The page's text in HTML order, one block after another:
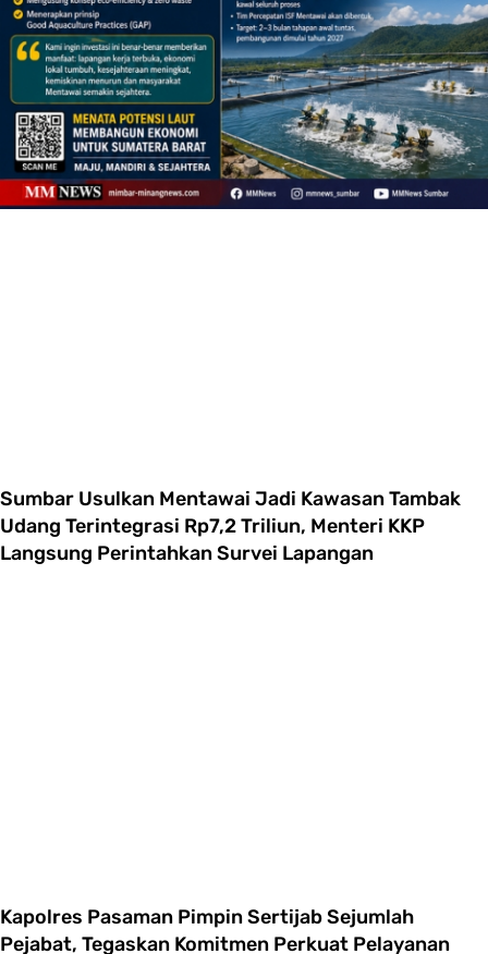
Sumbar Usulkan Mentawai Jadi Kawasan Tambak
Udang Terintegrasi Rp7,2 Triliun, Menteri KKP
Langsung Perintahkan Survei Lapangan
Kapolres Pasaman Pimpin Sertijab Sejumlah
Pejabat, Tegaskan Komitmen Perkuat Pelayanan